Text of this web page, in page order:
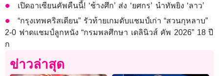
เปิดอาเซียนคัพคืนนี้! ‘ช้างศึก’ ส่ง ‘ยศกร’ นำทัพยิง ‘ลาว’
“กรุงเทพคริสเตียน” รัวท้ายเกมดับแชมป์เก่า “สวนกุหลาบ”
2-0 ฟาดแชมป์ลูกหนัง “กรมพลศึกษา เดลินิวส์ คัพ 2026” 18 ปี
ก
ข่าวล่าสุด